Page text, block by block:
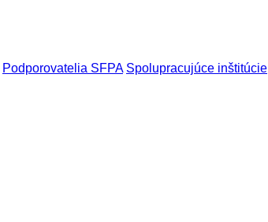
Podporovatelia SFPA Spolupracujúce inštitúcie